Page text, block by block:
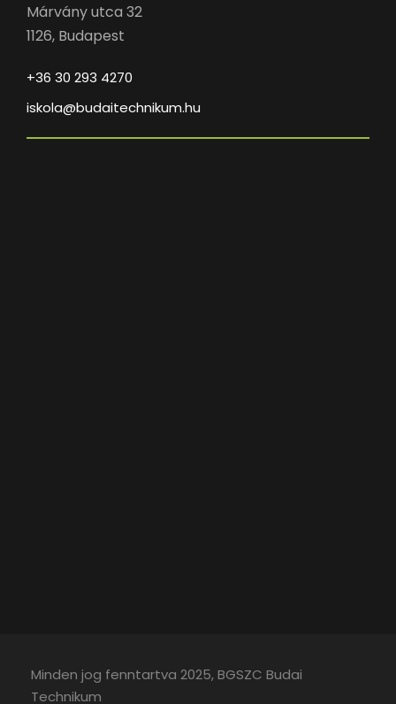
Márvány utca 32
1126, Budapest
+36 30 293 4270
iskola@budaitechnikum.hu
Minden jog fenntartva 2025, BGSZC Budai
Technikum